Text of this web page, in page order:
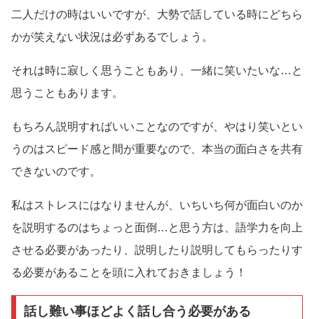
二人だけの時はいいですが、大勢で話している時にどちら
かが笑えない状況は必ずあるでしょう。
それは時に寂しく思うこともあり、一緒に笑いたいな…と
思うこともあります。
もちろん説明すればいいことなのですが、やはり笑いとい
うのはスピード感と間が重要なので、本当の面白さを共有
できないのです。
私はストレスにはなりませんが、いちいち何が面白いのか
を説明するのはちょっと面倒…と思う方は、語学力を向上
させる必要があったり、説明したり説明してもらったりす
る必要があることを頭に入れておきましょう！
話し難い事ほどよく話し合う必要がある